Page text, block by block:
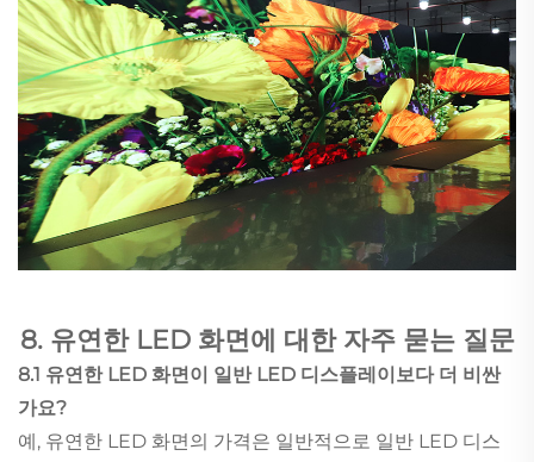
8. 유연한 LED 화면에 대한 자주 묻는 질문
8.1 유연한 LED 화면이 일반 LED 디스플레이보다 더 비싼
가요?
예, 유연한 LED 화면의 가격은 일반적으로 일반 LED 디스